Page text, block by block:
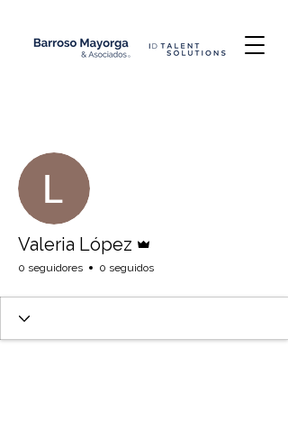
Valeria López
0 seguidores 0 seguidos